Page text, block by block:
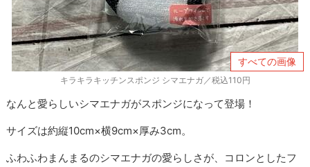
すべての画像
キラキラキッチンスポンジ シマエナガ／税込110円
なんと愛らしいシマエナガがスポンジになって登場！
サイズは約縦10cm×横9cm×厚み3cm。
ふわふわまんまるのシマエナガの愛らしさが、コロンとしたフ